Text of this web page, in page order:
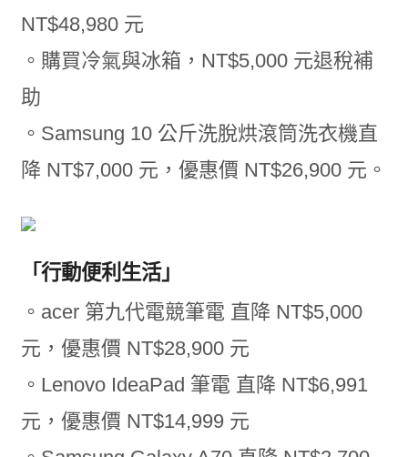
NT$48,980 元
。購買冷氣與冰箱，NT$5,000 元退稅補
助
。Samsung 10 公斤洗脫烘滾筒洗衣機直
降 NT$7,000 元，優惠價 NT$26,900 元。
「行動便利生活」
。acer 第九代電競筆電 直降 NT$5,000
元，優惠價 NT$28,900 元
。Lenovo IdeaPad 筆電 直降 NT$6,991
元，優惠價 NT$14,999 元